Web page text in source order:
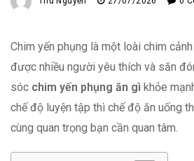
Chim yến phụng là một loài chim
được nhiều người yêu thích và săn
sóc chim yến phụng ăn gì khỏe
chế độ luyện tập thì chế độ ăn uống
cùng quan trọng bạn cần quan tâm.